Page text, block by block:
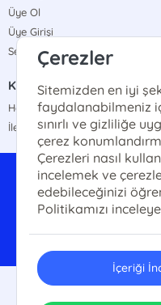
Üye Ol
Üye Girişi
Sepetim
KURUMSAL
Hakkımızda
İletişim
2025 Anayurt
Kitap10tl.
Çerezler
Sitemizden en iyi
faydalanabilmeniz
sınırlı ve gizliliğe
çerez
Çerezleri nasıl
incelemek ve
edebileceğinizi
Politikamızı
İçeriği